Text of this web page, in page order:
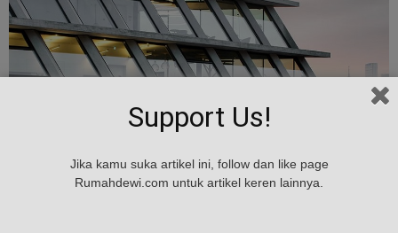
Support Us!
Jika kamu suka artikel ini, follow dan like page
Rumahdewi.com untuk artikel keren lainnya.